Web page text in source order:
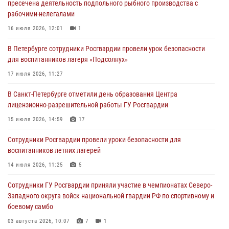
Росгвардейцы приняли участие в Большом семейном фестивале
03 августа 2026, 13:26
В Ленинградской области сотрудники Росгвардии обнаружили
пропавшего мальчика с нарушением слуха и помогли ему вернуться
домой
В Санкт-Петербурге при содействии СОБР Росгвардии задержаны
подозреваемые в мошеннических действиях
Сотрудники ГУ Росгвардии приняли участие в чемпионатах Северо-
Западного округа войск национальной гвардии РФ по спортивному и
03 августа 2026, 10:07 7 1
пресечена деятельность подпольного рыбного производства с
рабочими-нелегалами
16 июля 2026, 12:01 1
В Петербурге сотрудники Росгвардии провели урок безопасности
для воспитанников лагеря «Подсолнух»
17 июля 2026, 11:27
В Санкт-Петербурге отметили день образования Центра
лицензионно-разрешительной работы ГУ Росгвардии
15 июля 2026, 14:59 17
Сотрудники Росгвардии провели уроки безопасности для
воспитанников летних лагерей
14 июля 2026, 11:25 5
Сотрудники ГУ Росгвардии приняли участие в чемпионатах Северо-
Западного округа войск национальной гвардии РФ по спортивному и
боевому самбо
03 августа 2026, 10:07 7 1